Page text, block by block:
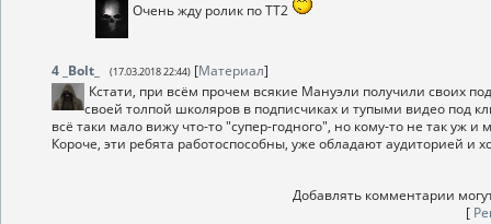
Очень жду ролик по ТТ2
4 _Bolt_ (17.03.2018 22:44) [Материал]
Кстати, при всём прочем всякие Мануэли получили своих
своей толпой школяров в подписчиках и тупыми видео под
всё таки мало вижу что-то "супер-годного", но кому-то не так уж
Короче, эти ребята работоспособны, уже обладают аудиторией и
Добавлять комментарии
[